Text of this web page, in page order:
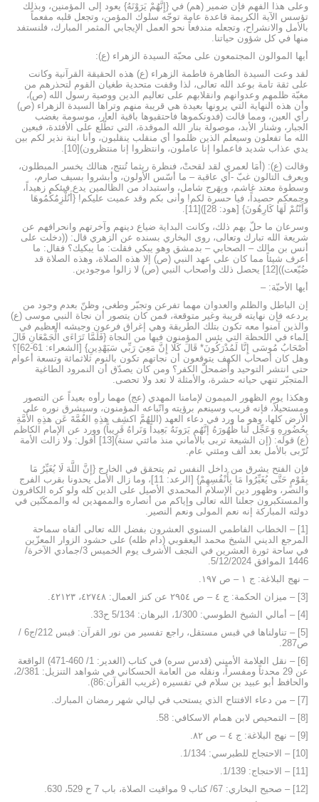
وعلى هذا الفهم فإن ضمير (هم) في {إِنَّهُمْ يَرَوْنَهُ} يعود إلى المؤمنين، وبذلك
تؤسس الآية الكريمة قاعدة عامة توجّه سلوك المؤمن، وتجعل قلبه مفعماً
بالأمل والانشراح، وتجعله مندفعاً نحو العمل الإيجابي المثمر المبارك، فلنستفد
منها في كل شؤون حياتنا.
أيها الموالون المجتمعون على محبّة السيدة الزهراء (ع):
لقد وعت السيدة الطاهرة فاطمة الزهراء (ع) هذه الحقيقة القرآنية وكانت
على ثقة تامة بوعد الله تعالى، لذا وقفت متحدية طغيان القوم لتحذرهم من
مغبّة ظلمهم وعدوانهم وانقلابهم على تعاليم الدين ووصية رسول الله (ص)،
وأن هذه النهاية التي يرونها بعيدة هي قريبة منهم وتراها السيدة الزهراء (ص)
رأي العين، ومما قالت (فدونكموها فاحتقبوها باقية العار، موسومة بغضب
الجبار، وشنار الأبد، موصولة بنار الله الموقدة، التي تطّلع على الأفئدة، فبعين
الله ما تفعلون وسيعلم الذين ظلموا أي منقلب ينقلبون، وأنا ابنة نذير لكم بين
يدي عذاب شديد فاعملوا إنا عاملون، وانتظروا إنا منتظرون)[10].
وقالت (ع): (أمَا لعمري لقد لقحتْ، فنظرة ريثما تُنتج، هنالك يخسر المبطلون،
ويعرف التالون غبّ -أي عاقبة – ما أسّس الأولون، وأبشروا بسيف صارم،
وسطوة معتد غاشم، وبِهَرج شامل، واستبداد من الظالمين يدع فيئكم زهيداً،
وجمعكم حصيداً، فيا حسرة لكم! وأنى بكم وقد عميت عليكم! {أَنُلْزِمُكُمُوهَا
وَأَنْتُمْ لَهَا كَارِهُونَ} [هود: 28])[11].
وسرعان ما حلّ بهم ذلك، وكانت البداية ضياع دينهم وآخرتهم وانحرافهم عن
شريعة الله تبارك وتعالى، روى البخاري بسنده عن الزهري قال: ((دخلت على
أنس بن مالك – الصحابي – بدمشق وهو يبكي فقلت: ما يبكيك؟ فقال: ما
أعرف شيئاً مما كان على عهد النبي (ص) إلا هذه الصلاة، وهذه الصلاة قد
ضُيّعت))[12] يحصل ذلك وأصحاب النبي (ص) لا زالوا موجودين.
أيها الأحبّة: –
إن الباطل والظلم والعدوان مهما تفرعن وتجبّر وطغى، وظنّ بعدم وجود من
يردعه فإن نهايته قريبة وغير متوقعة، فمن كان يتصور أن نجاة النبي موسى (ع)
والذين آمنوا معه تكون بتلك الطريقة وهي إغراق فرعون وجيشه العظيم في
الماء في اللحظة التي يئس المؤمنون فيها من النجاة {فَلَمَّا تَرَاءَى الْجَمْعَانِ قَالَ
أَصْحَابُ مُوسَى إِنَّا لَمُدْرَكُونَ* قَالَ كَلَّا إِنَّ مَعِيَ رَبِّي سَيَهْدِينِ} [الشعراء: 61-62]؟
وهل كان أصحاب الكهف يتوقعون أن نجاتهم تكون بالنوم ثلاثمائة وتسعة أعوام
حتى انتشر التوحيد وأضمحلّ الكفر؟ ومن كان يصدّق أن النمرود الطاغية
المتجبّر تنهي حياته حشرة، والأمثلة لا تعد ولا تحصى.
وهكذا يوم الظهور الميمون لإمامنا المهدي (عج) مهما رأوه بعيداً عن التصور
ومستحيلاً، فإنه قريب وسينعم برؤيته واتّباعه المؤمنون، وسيشرق نوره على
الأرض كلها، وهو ما ورد في دعاء العهد (اللهُمَّ اكشِف هذِهِ الغُمَّةَ عَن هذِهِ الأُمَّةِ
بِحُضُورِهِ وَعَجِّل لَنا ظُهُورَهُ إنَّهُم يَرَونَهُ بَعِيداً وَنَراهُ قَرِيباً) وورد عن الإمام الكاظم
(ع) قوله: (إن الشيعة تربى بالأماني منذ مائتي سنة)[13] أقول: ولا زالت الأمة
تُرّبى بالأمل بعد ألف ومئتي عام.
فإن الفتح يشرق من داخل النفس ثم يتحقق في الخارج {إِنَّ اللَّهَ لَا يُغَيِّرُ مَا
بِقَوْمٍ حَتَّى يُغَيِّرُوا مَا بِأَنْفُسِهِمْ} [الرعد: 11]، وما زال الأمل يحدونا بقرب الفرج
والنصر، وظهور دين الإسلام المحمدي الأصيل على الدين كله ولو كره الكافرون
والمستكبرون جعلنا الله تعالى وإياكم من أنصاره والممهدين له والممكَنّين في
دولته المباركة إنه نعم المولى ونعم النصير.
[1] – الخطاب الفاطمي السنوي العشرون بفضل الله تعالى ألقاه سماحة
المرجع الديني الشيخ محمد اليعقوبي (دام ظله) على حشود الزوار المعزّين
في ساحة ثورة العشرين في النجف الأشرف يوم الخميس 3/جمادي الآخرة/
1446 الموافق 5/12/2024.
– نهج البلاغة: ج ١ – ص ١٩٧.
[3] – ميزان الحكمة: ج ٤ – ص ٢٩٥٤ عن كنز العمال: ٤٢٧٤٨، ٤٢١٢٣.
[4] – أمالي الشيخ الطوسي: 1/300، البرهان: 5/134 ح33.
[5] – تناولناها في قبس مستقل، راجع تفسير من نور القرآن: قبس 212/ج6 /
ص287.
[6] – نقل العلامة الأميني (قدس سره) في كتاب (الغدير: 1/ 460-471) الواقعة
عن 29 محدثاً ومفسراً، ونقله من العامة الحسكاني في شواهد التنزيل: 2/381،
والحافظ أبو عبيد بن سلام في تفسيره (غريب القرآن:86).
[7] – من دعاء الافتتاح الذي يستحب في ليالي شهر رمضان المبارك.
[8] – التمحيص لابن همام الاسكافي: 58.
[9] – نهج البلاغة: ج ٤ – ص ٨٢.
[10] – الاحتجاج للطبرسي: 1/134.
[11] – الاحتجاج: 1/139.
[12] – صحيح البخاري: 67/ كتاب 9 مواقيت الصلاة، باب 7 ح 529، 630.